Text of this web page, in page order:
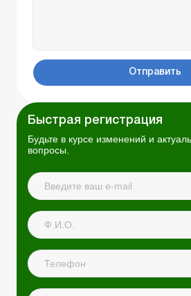
Отправить
Быстрая регистрация
Будьте в курсе изменений и
вопросы.